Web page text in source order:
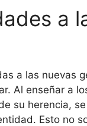
a
a las nuevas
Al enseñar a
su herencia,
Esto no